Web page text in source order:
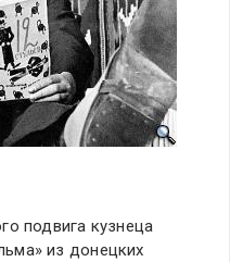
подвига кузнеца
из донецких